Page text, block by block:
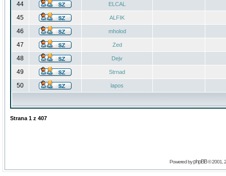
44 ELCAL
45 ALFIK
46 mholod
47 Zed
48 Dejv
49 Strnad
50 lapos
Strana 1 z 407
Powered byphpBB© 2001,